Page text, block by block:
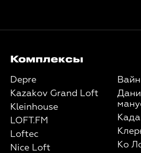
Комплексы
Depre
Kazakov Grand Loft
Kleinhouse
LOFT.FM
Loftec
Nice Loft
Ко